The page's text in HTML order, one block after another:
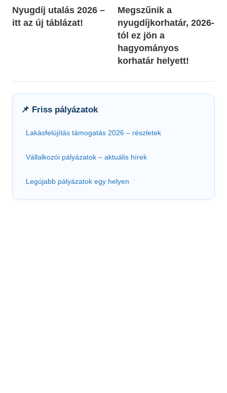
navigáció
Nyugdíj utalás 2026 –
itt az új táblázat!
Megszűnik a
nyugdíjkorhatár, 2026-
tól ez jön a
hagyományos
korhatár helyett!
📌 Friss pályázatok
Lakásfelújítás támogatás 2026 – részletek
Vállalkozói pályázatok – aktuális hírek
Legújabb pályázatok egy helyen